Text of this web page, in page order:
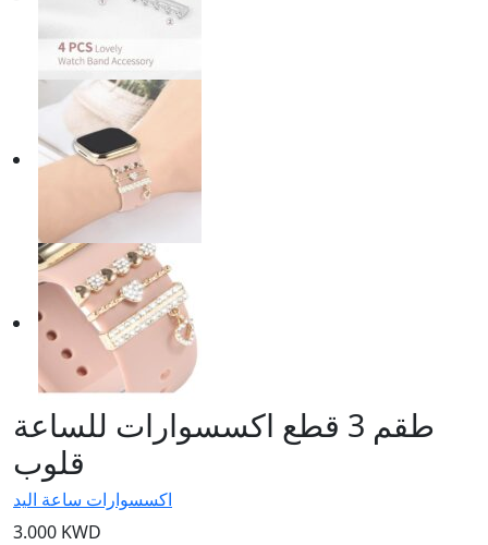
طقم 3 قطع اكسسوارات للساعة
قلوب
اكسسوارات ساعة اليد
3.000 KWD